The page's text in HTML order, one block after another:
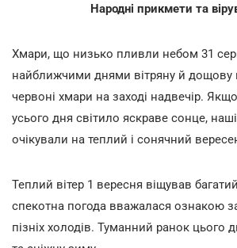
Народні прикмети та
Хмари, що низько пливли небом 31
найближчими днями вітряну й дощову
червоні хмари на заході надвечір.
усього дня світило яскраве сонце,
очікували на теплий і сонячний
Теплий вітер 1 вересня віщував
спекотна погода вважалася ознакою
пізніх холодів. Туманний ранок цього